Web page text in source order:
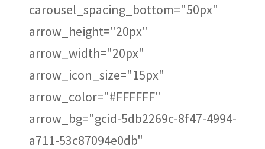
carousel_spacing_bottom="50px"
arrow_height="20px"
arrow_width="20px"
arrow_icon_size="15px"
arrow_color="#FFFFFF"
arrow_bg="gcid-5db2269c-8f47-4994-
a711-53c87094e0db"